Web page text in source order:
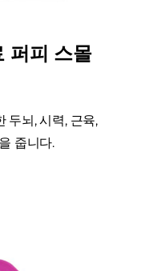
퍼피 스몰
두뇌, 시력, 근육,
줍니다.